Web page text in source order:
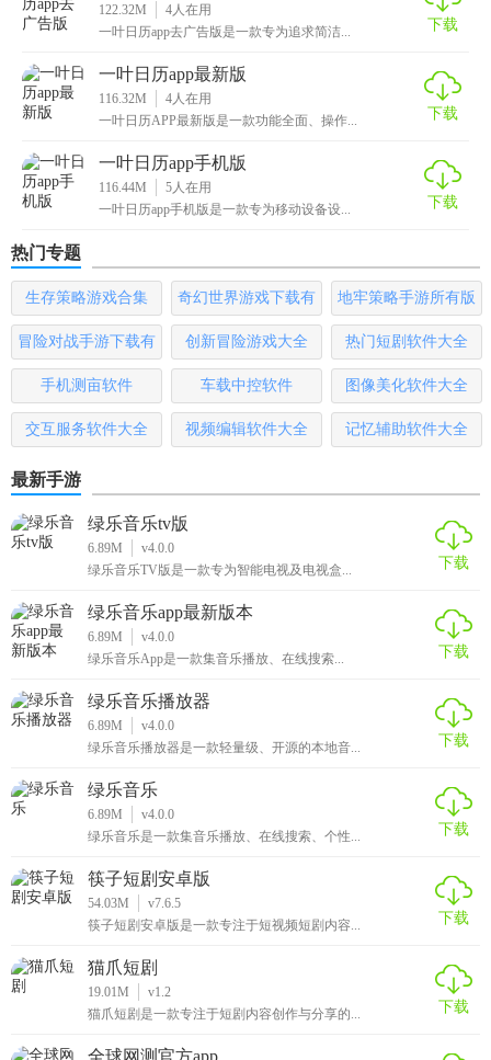
4. 同步数据：登录账号后，可在不同设备间同步日程数据，
实现跨平台管理。
5. 个性化设置：在设置界面中调整字体大小、主题颜色等，
【一叶日历app免费版测评】
理功能以及便捷的提醒系统，赢得了众多用户的喜爱。无论
是职场人士还是学生群体，都能从中找到适合自己的使用方
式。其支持的多平台同步功能，更是让日程管理变得更加灵
活高效。总体来说，这是一款值得推荐的日历应用，特别适
合追求高效生活节奏的用户使用。
122.32M 4 人在用
一叶日历app去广告版是一款专为追求简洁...
下载
一叶日历app最新版
116.32M 4 人在用
一叶日历APP最新版是一款功能全面、操作...
下载
一叶日历app手机版
116.44M 5 人在用
一叶日历app手机版是一款专为移动设备设...
下载
热门专题
生存策略游戏合集
奇幻世界游戏下载有
哪些
地牢策略手游所有版
本
冒险对战手游下载有
哪些
创新冒险游戏大全 热门短剧软件大全
手机测亩软件 车载中控软件 图像美化软件大全
交互服务软件大全 视频编辑软件大全 记忆辅助软件大全
最新手游
绿乐音乐tv版
6.89M
v4.0.0
绿乐音乐TV版是一款专为智能电视及电视盒...
下载
绿乐音乐app最新版本
6.89M
v4.0.0
绿乐音乐App是一款集音乐播放、在线搜索...
下载
绿乐音乐播放器
6.89M
v4.0.0
绿乐音乐播放器是一款轻量级、开源的本地音...
下载
绿乐音乐
6.89M
v4.0.0
绿乐音乐是一款集音乐播放、在线搜索、个性...
下载
筷子短剧安卓版
54.03M
v7.6.5
筷子短剧安卓版是一款专注于短视频短剧内容...
下载
猫爪短剧
19.01M
v1.2
猫爪短剧是一款专注于短剧内容创作与分享的...
下载
全球网测官方app